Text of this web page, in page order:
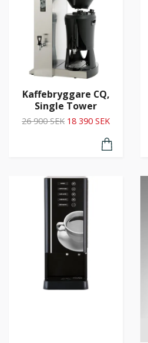
Kaffebryggare CQ,
Single Tower
26 900 SEK 18 390 SEK